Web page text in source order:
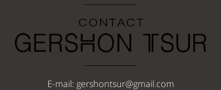
E-mail: gershontsur@gmail.com